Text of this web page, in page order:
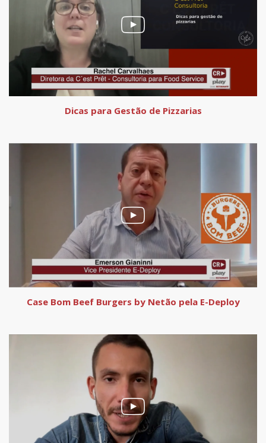
Dicas para Gestão de Pizzarias
Case Bom Beef Burgers by Netão pela E-Deploy